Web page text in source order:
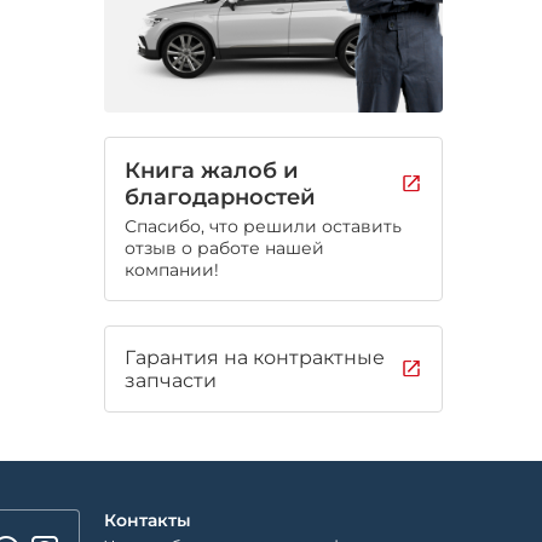
Книга жалоб и
благодарностей
Спасибо, что решили оставить
отзыв о работе нашей
компании!
Гарантия на контрактные
запчасти
Контакты